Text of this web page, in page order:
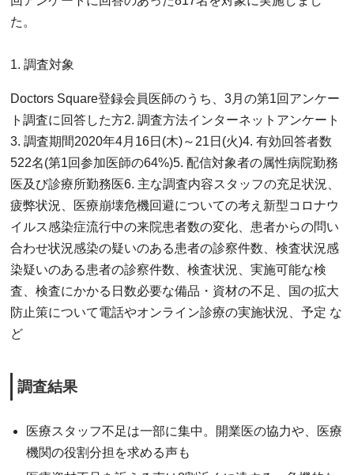
た。
1. 調査対象
Doctors Square登録会員医師のうち、3月の第1回アンケー
ト調査に回答した方2. 調査方法インターネットアンケート
3. 調査期間2020年4月16日(木)～21日(火)4. 有効回答者数
522名(第1回参加医師の64%)5. 配信対象者の属性病院勤務
医及び診療所勤務医6. 主な調査内容スタッフの充足状況、
疲弊状況、医療崩壊危機回避についての考え新型コロナウ
イルス感染症流行中の来院患者数の変化、患者からの問い
合わせ状況感染の疑いのある患者の診察件数、検査状況感
染疑いのある患者の診察件数、検査状況、実施可能な検
査、検査にかかる日数必要な備品・資材の不足、国の拡大
防止策について電話やオンライン診療の実施状況、予定 な
ど
調査結果
医療スタッフ不足は一部に集中。開業医の協力や、医療
機関の役割分担を求める声も